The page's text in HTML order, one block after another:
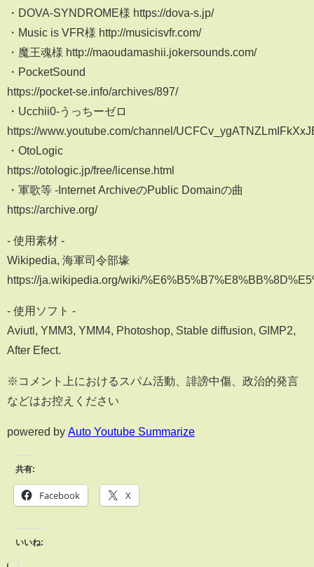
・DOVA-SYNDROME様 https://dova-s.jp/
・Music is VFR様 http://musicisvfr.com/
・魔王魂様 http://maoudamashii.jokersounds.com/
・PocketSound
https://pocket-se.info/archives/897/
・Ucchii0-うっちーゼロ
https://www.youtube.com/channel/
・OtoLogic
https://otologic.jp/free/license.html
・軍歌等 -Internet ArchiveのPublic Domainの曲
https://archive.org/
- 使用素材 -
Wikipedia, 海軍司令部壕
https://ja.wikipedia.org/wiki/
- 使用ソフト -
Aviutl, YMM3, YMM4, Photoshop, Stable diffusion, GIMP2,
After Efect.
※コメント上におけるスパム活動、誹謗中傷、政治的発言
などはお控えください
powered by Auto Youtube Summarize
共有:
Facebook X
いいね: